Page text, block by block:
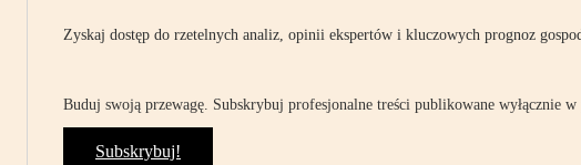
Zyskaj dostęp do rzetelnych analiz, opinii ekspertów i kluczowych prognoz
Buduj swoją przewagę. Subskrybuj profesjonalne treści publikowane wyłącznie
Subskrybuj!